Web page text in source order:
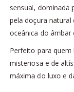
sensual, dominada
pela doçura natural
oceânica do âmbar
Perfeito para
misteriosa e de
máxima do luxo e